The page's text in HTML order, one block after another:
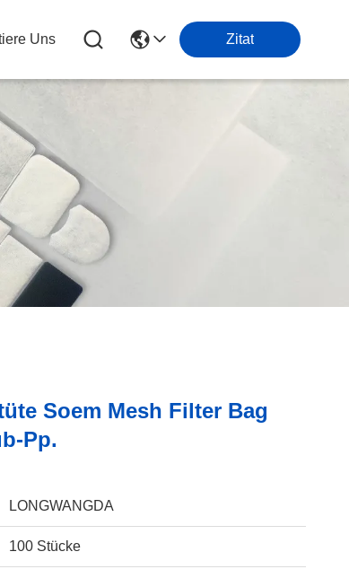
Uns Zitat
Soem Mesh Filter Bag
Pp.
LONGWANGDA
100 Stücke